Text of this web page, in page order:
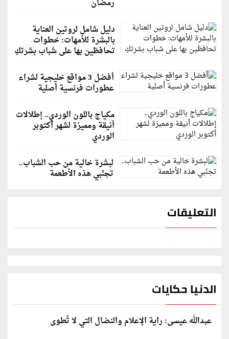
رمضان
دليل شامل لروتين العناية
بالبشرة للأمهات: خطوات
تحافظين بها على شباب بشرتكِ
أفضل 3 مواقع خليجية لشراء
عطورات فرنسية أصلية
مكياج باللون الوردي.. إطلالات
أنيقة ومميزة لشهر أكتوبر
الوردي
لبشرة خالية من حب الشباب..
تجنّبي هذه الأطعمة
التعليقات
الدنيا حكايات
عبدالله عيسى: راية الإعلام والنضال التي لا تُطوى